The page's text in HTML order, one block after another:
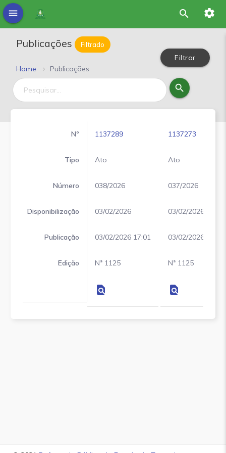
search settings
menu
Publicações Filtrado
Home Publicações
Filtrar
search
Nº
Tipo
Número
Disponibilização
Publicação
Edição
1137289
Ato
038/2026
03/02/2026
03/02/2026 17:01
Nª 1125
find_in_page
1137273
Ato
037/2026
03/02/2026
03/02/2026 17:01
Nª 1125
find_in_page